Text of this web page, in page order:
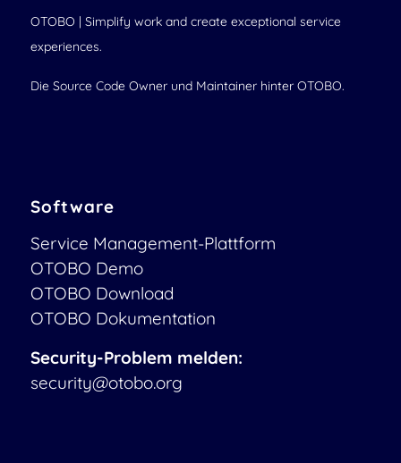
OTOBO | Simplify work and create exceptional service
experiences.
Die Source Code Owner und Maintainer hinter OTOBO.
Software
Service Management-Plattform
OTOBO Demo
OTOBO Download
OTOBO Dokumentation
Security-Problem melden:
security@otobo.org